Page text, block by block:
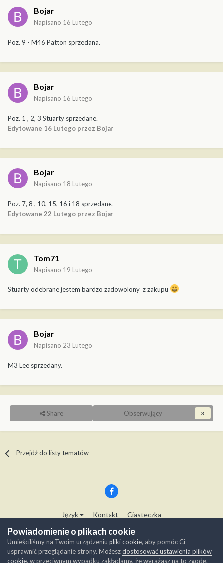
Bojar
Napisano 16 Lutego
Poz. 9 - M46 Patton sprzedana.
Bojar
Napisano 16 Lutego
Poz. 1 , 2, 3 Stuarty sprzedane.
Edytowane 16 Lutego przez Bojar
Bojar
Napisano 18 Lutego
Poz. 7, 8 , 10, 15, 16 i 18 sprzedane.
Edytowane 22 Lutego przez Bojar
Tom71
Napisano 19 Lutego
Stuarty odebrane jestem bardzo zadowolony z zakupu
Bojar
Napisano 23 Lutego
M3 Lee sprzedany.
Share Obserwujący 3
Przejdź do listy tematów
Język Kontakt Ciasteczka
Copyright © Modelwork.pl
Powered by Invision Community
Powiadomienie o plikach cookie
Umieściliśmy na Twoim urządzeniu pliki cookie, aby pomóc Ci
usprawnić przeglądanie strony. Możeszdostosować ustawienia plików
cookie, w przeciwnym wypadku zakładamy, że wyrażasz na to zgodę.